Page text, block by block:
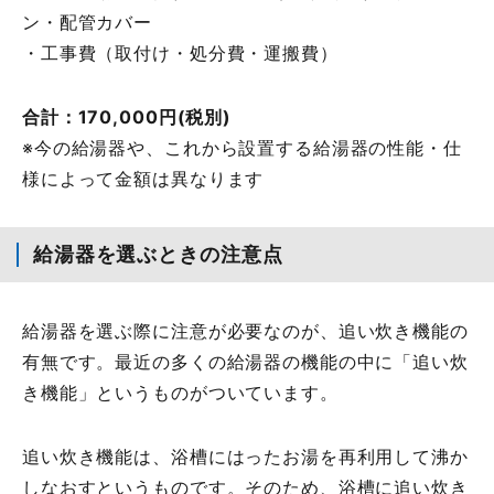
ン・配管カバー
・工事費（取付け・処分費・運搬費）
合計：170,000円(税別)
※今の給湯器や、これから設置する給湯器の性能・仕
様によって金額は異なります
給湯器を選ぶときの注意点
給湯器を選ぶ際に注意が必要なのが、追い炊き機能の
有無です。最近の多くの給湯器の機能の中に「追い炊
き機能」というものがついています。
追い炊き機能は、浴槽にはったお湯を再利用して沸か
しなおすというものです。そのため、浴槽に追い炊き